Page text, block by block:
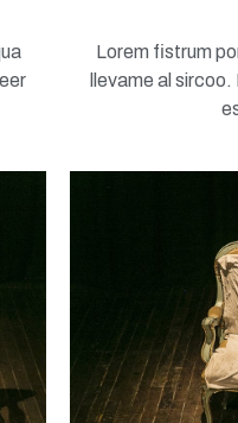
Lorem fistrum
llevame al